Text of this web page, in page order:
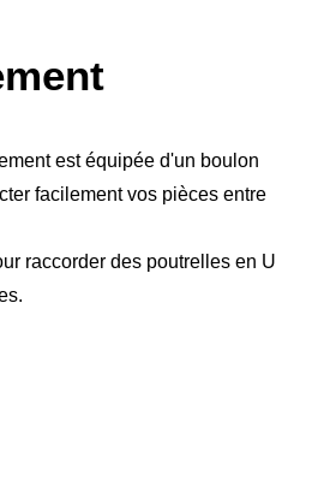
est équipée d'un boulon
facilement vos pièces entre
raccorder des poutrelles en U